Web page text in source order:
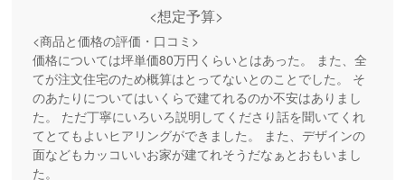
<想定予算>
<商品と価格の評価・口コミ>
価格については坪単価80万円くらいとはあった。 また、全
てが注文住宅のため概算はとってないとのことでした。 そ
のあたりについてはいくらで建てれるのか不安はありまし
た。 ただ丁寧にいろいろ説明してくださり話を聞いてくれ
てとてもよいヒアリングができました。 また、デザインの
面などもカッコいいお家が建てれそうだなぁとおもいまし
た。